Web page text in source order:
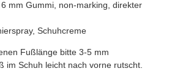
mm Gummi, non-marking, direkter
Schuhcreme
Fußlänge bitte 3-5 mm
im Schuh leicht nach vorne rutscht.